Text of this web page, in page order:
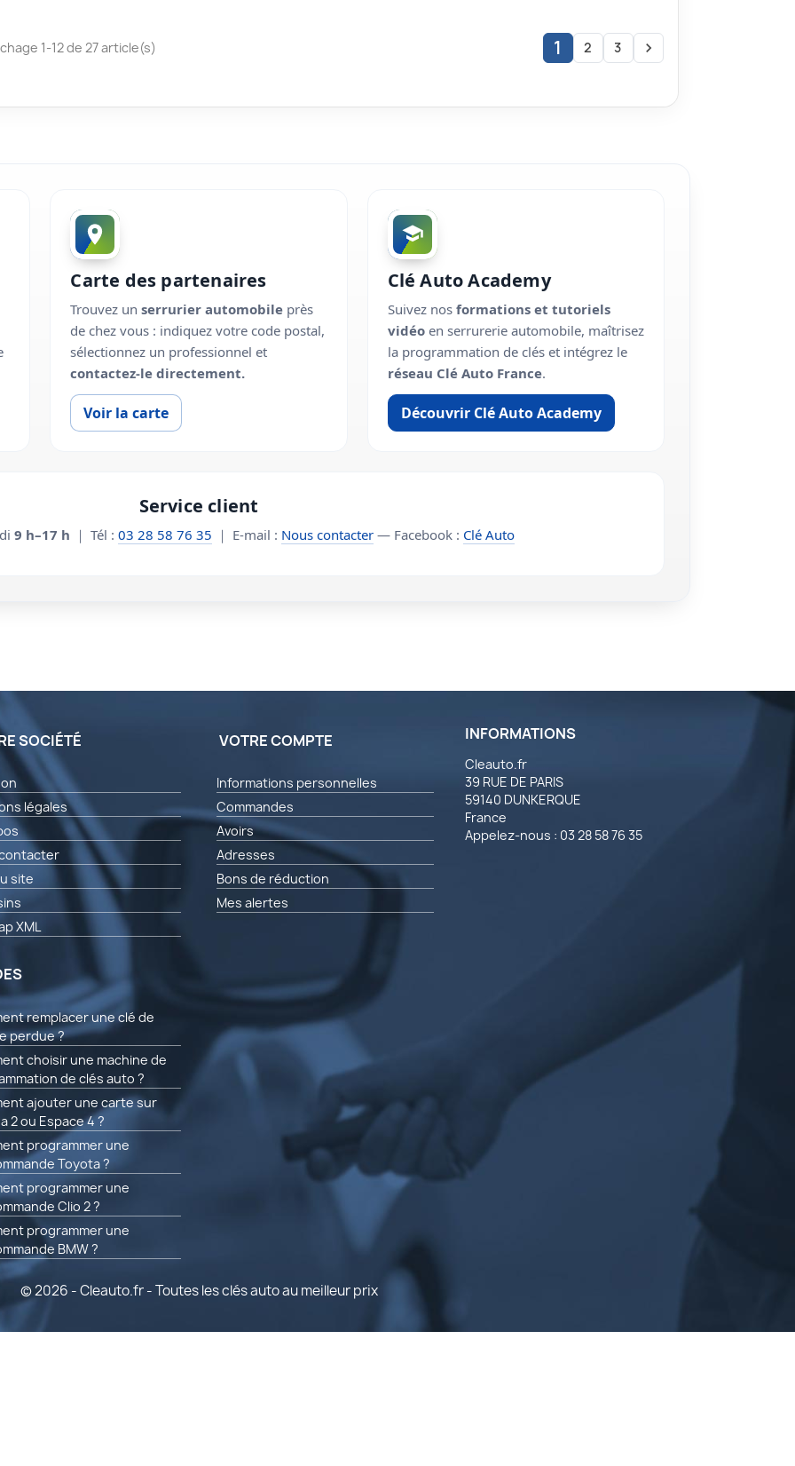
1-12 de 27 article(s) 1 2 3 
Carte des partenaires
Trouvez unserrurier automobile près
de chez vous : indiquez votre code postal,
sélectionnez un professionnel et
contactez-le directement.
Voir la carte
Clé Auto Academy
Suivez nos formations et tutoriels
vidéoen serrurerie automobile, maîtrisez
la programmation de clés et intégrez le
réseau Clé Auto France.
Découvrir Clé Auto Academy
Service client
9 h–17 h ｜ Tél :03 28 58 76 35 ｜ E-mail : Nous contacter — Facebook : Clé Auto
SOCIÉTÉ
légales
site
XML
remplacer une clé de
perdue ?
choisir une machine de
de clés auto ?
ajouter une carte sur
2 ou Espace 4 ?
programmer une
Toyota ?
programmer une
Clio 2 ?
programmer une
BMW ?
VOTRE COMPTE
Informations personnelles
Commandes
Avoirs
Adresses
Bons de réduction
Mes alertes
INFORMATIONS
Cleauto.fr
39 RUE DE PARIS
59140 DUNKERQUE
France
Appelez-nous : 03 28 58 76 35
© 2026 - Cleauto.fr - Toutes les clés auto au meilleur prix